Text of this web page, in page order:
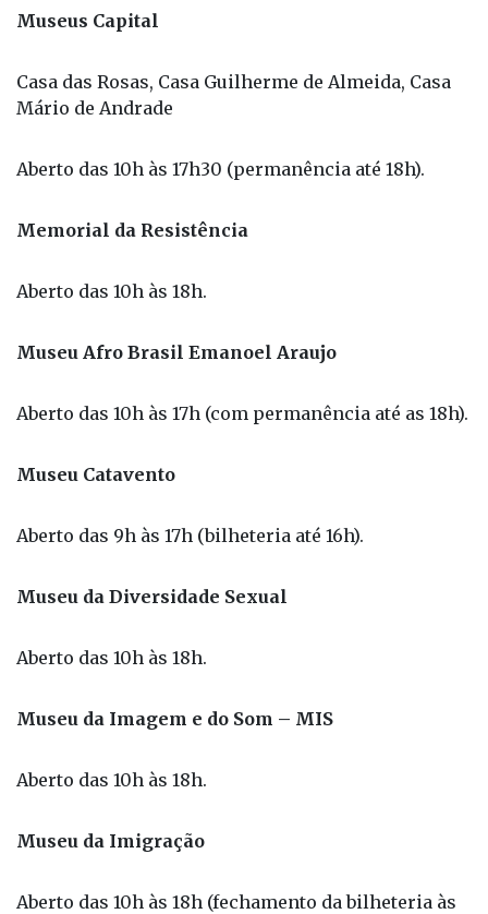
Museus Capital
Casa das Rosas, Casa Guilherme de Almeida, Casa
Mário de Andrade
Aberto das 10h às 17h30 (permanência até 18h).
Memorial da Resistência
Aberto das 10h às 18h.
Museu Afro Brasil Emanoel Araujo
Aberto das 10h às 17h (com permanência até as 18h).
Museu Catavento
Aberto das 9h às 17h (bilheteria até 16h).
Museu da Diversidade Sexual
Aberto das 10h às 18h.
Museu da Imagem e do Som – MIS
Aberto das 10h às 18h.
Museu da Imigração
Aberto das 10h às 18h (fechamento da bilheteria às